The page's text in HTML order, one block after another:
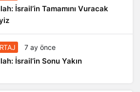
İsrail’in Tamamını Vuracak
7 ay önce
İsrail’in Sonu Yakın